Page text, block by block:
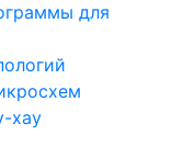
для
хау